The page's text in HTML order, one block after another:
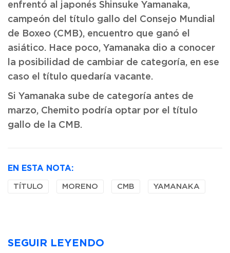
enfrentó al japonés Shinsuke Yamanaka,
campeón del título gallo del Consejo Mundial
de Boxeo (CMB), encuentro que ganó el
asiático. Hace poco, Yamanaka dio a conocer
la posibilidad de cambiar de categoría, en ese
caso el título quedaría vacante.
Si Yamanaka sube de categoría antes de
marzo, Chemito podría optar por el título
gallo de la CMB.
EN ESTA NOTA:
TÍTULO MORENO CMB YAMANAKA
SEGUIR LEYENDO